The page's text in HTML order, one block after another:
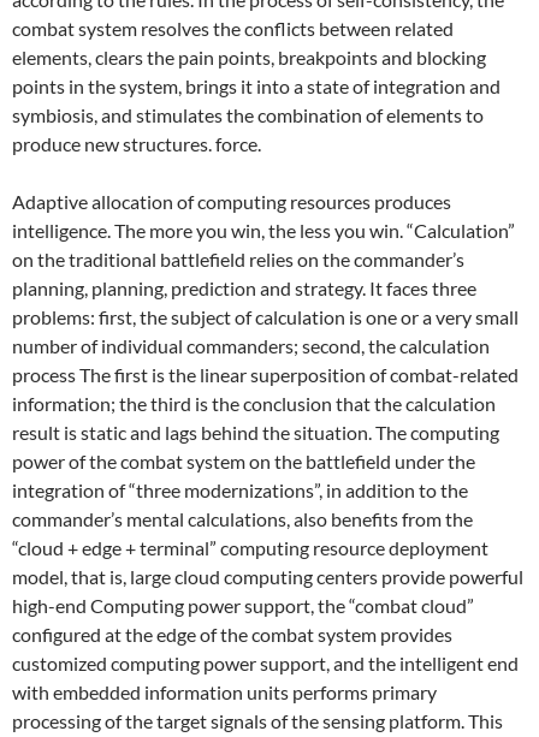
combat system resolves the conflicts between related
elements, clears the pain points, breakpoints and blocking
points in the system, brings it into a state of integration and
symbiosis, and stimulates the combination of elements to
produce new structures. force.
Adaptive allocation of computing resources produces
intelligence. The more you win, the less you win. “Calculation”
on the traditional battlefield relies on the commander’s
planning, planning, prediction and strategy. It faces three
problems: first, the subject of calculation is one or a very small
number of individual commanders; second, the calculation
process The first is the linear superposition of combat-related
information; the third is the conclusion that the calculation
result is static and lags behind the situation. The computing
power of the combat system on the battlefield under the
integration of “three modernizations”, in addition to the
commander’s mental calculations, also benefits from the
“cloud + edge + terminal” computing resource deployment
model, that is, large cloud computing centers provide powerful
high-end Computing power support, the “combat cloud”
configured at the edge of the combat system provides
customized computing power support, and the intelligent end
with embedded information units performs primary
processing of the target signals of the sensing platform. This